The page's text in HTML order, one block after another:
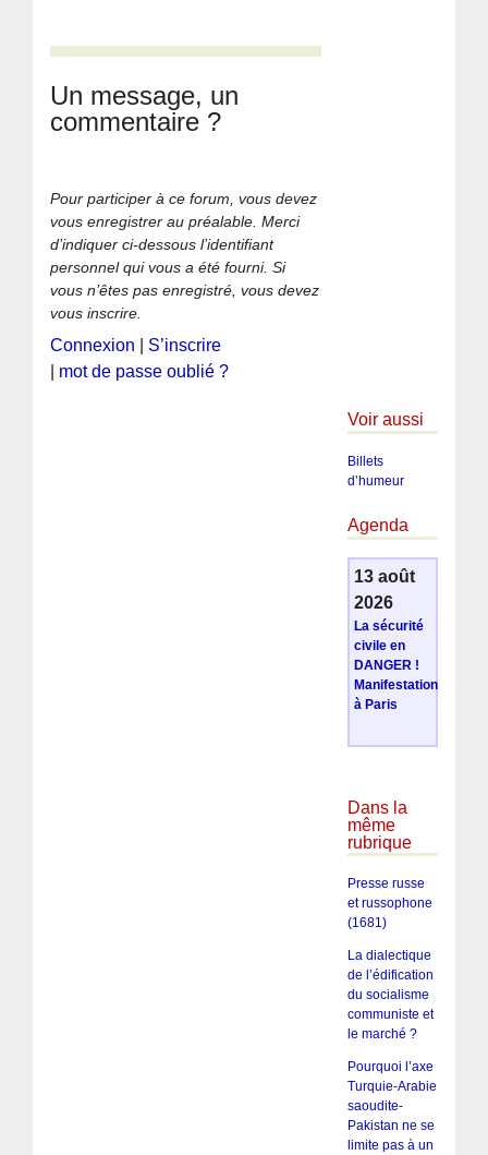
Un message, un
commentaire ?
Pour participer à ce forum, vous devez
vous enregistrer au préalable. Merci
d’indiquer ci-dessous l’identifiant
personnel qui vous a été fourni. Si
vous n’êtes pas enregistré, vous devez
vous inscrire.
Connexion
S’inscrire
mot de passe oublié ?
Voir aussi
Billets
d’humeur
Agenda
13 août
2026
La sécurité
civile en
DANGER !
Manifestation
à Paris
Dans la
même
rubrique
Presse russe
et russophone
(1681)
La dialectique
de l’édification
du socialisme
communiste et
le marché ?
Pourquoi l’axe
Turquie-Arabie
saoudite-
Pakistan ne se
limite pas à un